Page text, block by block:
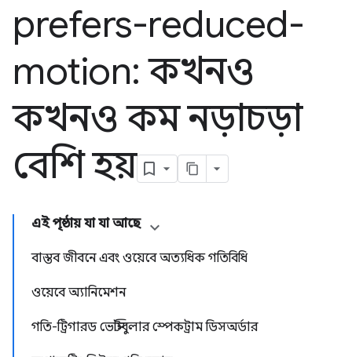
prefers-reduced-
motion: কখনও
কখনও কম নড়াচড়া
বেশি হয়
এই পৃষ্ঠায় যা যা আছে
বাস্তব জীবনে এবং ওয়েবে অত্যধিক গতিবিধি
ওয়েবে অ্যানিমেশন
গতি-ট্রিগারড ভেস্টিবুলার স্পেকট্রাম ডিসঅর্ডার